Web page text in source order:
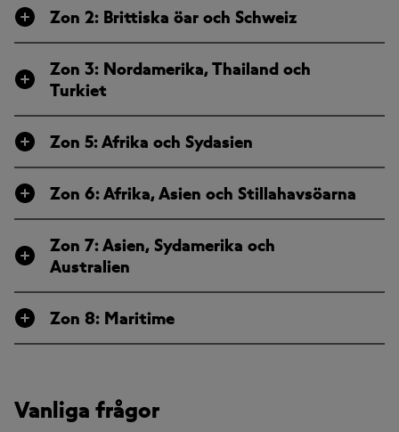
Zon 2: Brittiska öar och Schweiz
Zon 3: Nordamerika, Thailand och
Turkiet
Zon 5: Afrika och Sydasien
Zon 6: Afrika, Asien och Stillahavsöarna
Zon 7: Asien, Sydamerika och
Australien
Zon 8: Maritime
Vanliga frågor